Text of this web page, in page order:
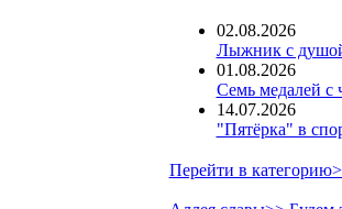
02.08.2026
Лыжник с
01.08.2026
Семь медалей с
14.07.2026
"Пятёрка" в
Перейти в